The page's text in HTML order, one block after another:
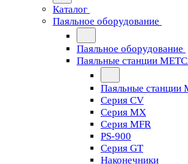
Каталог
Паяльное оборудование
Паяльное оборудование
Паяльные станции
Паяльные станции
Серия CV
Серия MX
Серия MFR
PS-900
Серия GT
Наконечники